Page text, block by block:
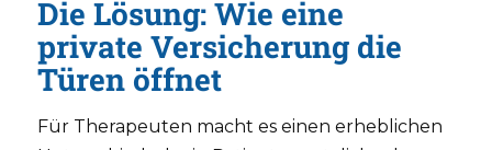
Die Lösung: Wie eine
private Versicherung die
Türen öffnet
Für Therapeuten macht es einen erheblichen